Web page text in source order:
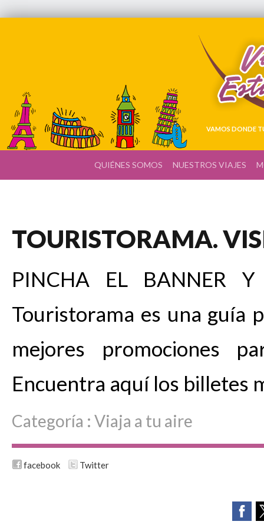
VAMOS DONDE
QUIÉNES SOMOS NUESTROS VIAJES
TOURISTORAMA.
PINCHA EL BANNER Y
Touristorama es una guía
mejores promociones
Encuentra aquí los billetes
Categoría : Viaja a tu aire
facebook Twitter